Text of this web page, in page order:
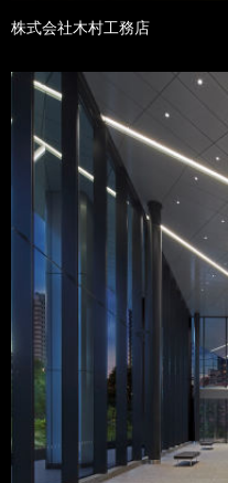
株式会社木村工務店